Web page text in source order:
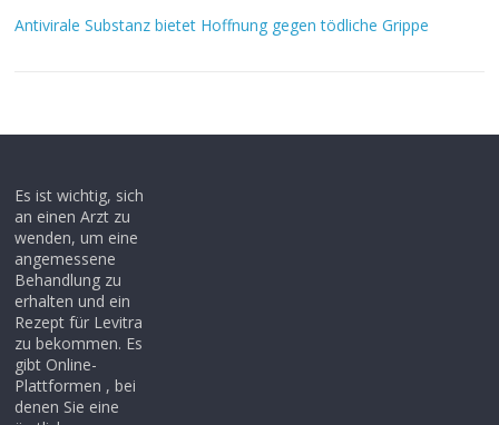
Antivirale Substanz bietet Hoffnung gegen tödliche Grippe
Es ist wichtig, sich
an einen Arzt zu
wenden, um eine
angemessene
Behandlung zu
erhalten und ein
Rezept für Levitra
zu bekommen. Es
gibt Online-
Plattformen , bei
denen Sie eine